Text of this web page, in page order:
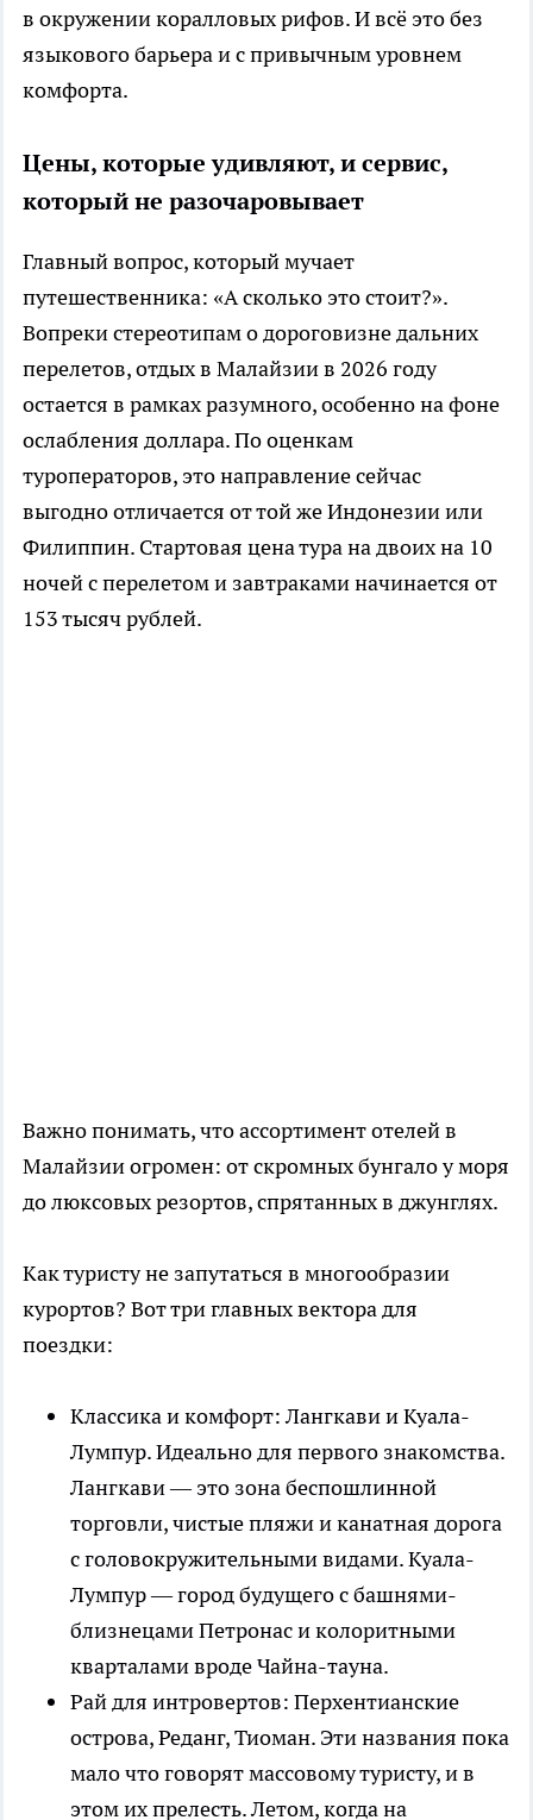
в окружении коралловых рифов. И всё это без
языкового барьера и с привычным уровнем
комфорта.
Цены, которые удивляют, и сервис,
который не разочаровывает
Главный вопрос, который мучает
путешественника: «А сколько это стоит?».
Вопреки стереотипам о дороговизне дальних
перелетов, отдых в Малайзии в 2026 году
остается в рамках разумного, особенно на фоне
ослабления доллара. По оценкам
туроператоров, это направление сейчас
выгодно отличается от той же Индонезии или
Филиппин. Стартовая цена тура на двоих на 10
ночей с перелетом и завтраками начинается от
153 тысяч рублей.
Важно понимать, что ассортимент отелей в
Малайзии огромен: от скромных бунгало у моря
до люксовых резортов, спрятанных в джунглях.
Как туристу не запутаться в многообразии
курортов? Вот три главных вектора для
поездки:
Классика и комфорт: Лангкави и Куала-
Лумпур. Идеально для первого знакомства.
Лангкави — это зона беспошлинной
торговли, чистые пляжи и канатная дорога
с головокружительными видами. Куала-
Лумпур — город будущего с башнями-
близнецами Петронас и колоритными
кварталами вроде Чайна-тауна.
Рай для интровертов: Перхентианские
острова, Реданг, Тиоман. Эти названия пока
мало что говорят массовому туристу, и в
этом их прелесть. Летом, когда на